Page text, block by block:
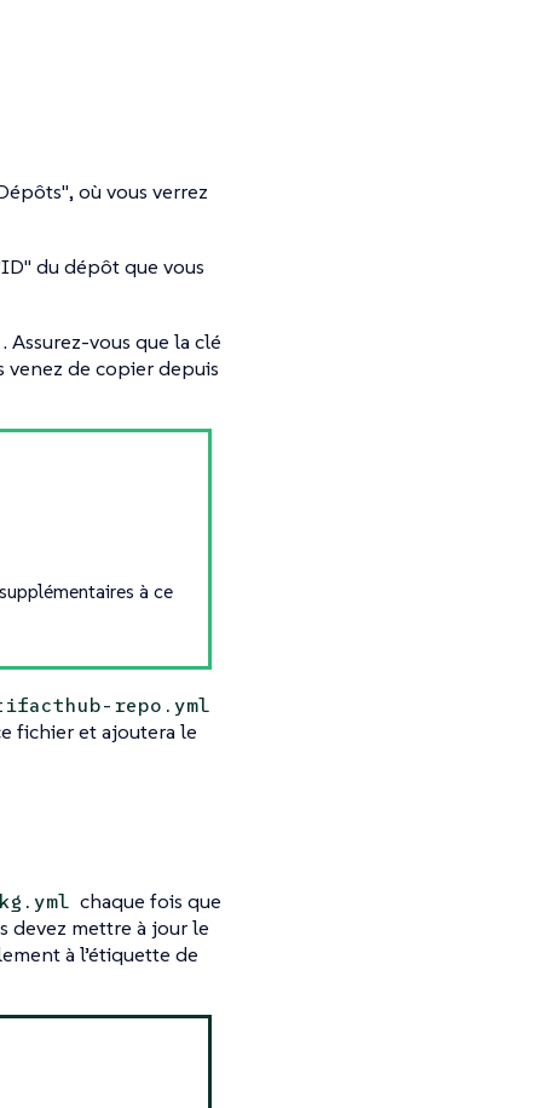
, où vous verrez
du dépôt que vous
. Assurez-vous que la clé
venez de copier depuis
à ce
repo.yml
fichier et ajoutera le
chaque fois que
devez mettre à jour le
à l’étiquette de